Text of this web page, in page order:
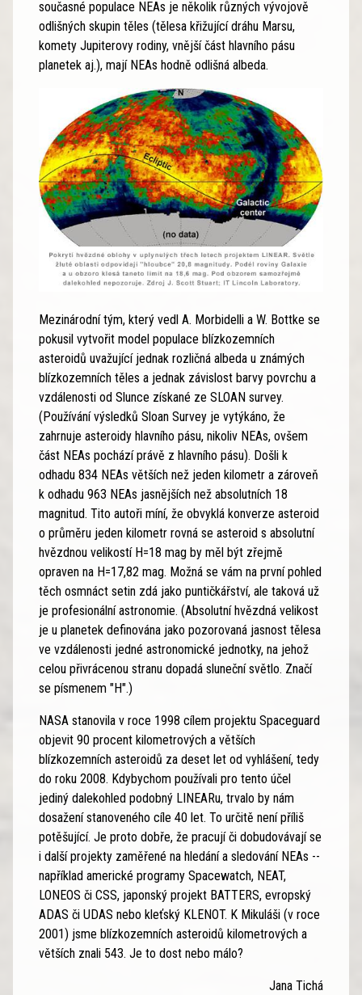
současné populace NEAs je několik různých vývojově
odlišných skupin těles (tělesa křižující dráhu Marsu,
komety Jupiterovy rodiny, vnější část hlavního pásu
planetek aj.), mají NEAs hodně odlišná albeda.
Mezinárodní tým, který vedl A. Morbidelli a W. Bottke se
pokusil vytvořit model populace blízkozemních
asteroidů uvažující jednak rozličná albeda u známých
blízkozemních těles a jednak závislost barvy povrchu a
vzdálenosti od Slunce získané ze SLOAN survey.
(Používání výsledků Sloan Survey je vytýkáno, že
zahrnuje asteroidy hlavního pásu, nikoliv NEAs, ovšem
část NEAs pochází právě z hlavního pásu). Došli k
odhadu 834 NEAs větších než jeden kilometr a zároveň
k odhadu 963 NEAs jasnějších než absolutních 18
magnitud. Tito autoři míní, že obvyklá konverze asteroid
o průměru jeden kilometr rovná se asteroid s absolutní
hvězdnou velikostí H=18 mag by měl být zřejmě
opraven na H=17,82 mag. Možná se vám na první pohled
těch osmnáct setin zdá jako puntičkářství, ale taková už
je profesionální astronomie. (Absolutní hvězdná velikost
je u planetek definována jako pozorovaná jasnost tělesa
ve vzdálenosti jedné astronomické jednotky, na jehož
celou přivrácenou stranu dopadá sluneční světlo. Značí
se písmenem "H".)
NASA stanovila v roce 1998 cílem projektu Spaceguard
objevit 90 procent kilometrových a větších
blízkozemních asteroidů za deset let od vyhlášení, tedy
do roku 2008. Kdybychom používali pro tento účel
jediný dalekohled podobný LINEARu, trvalo by nám
dosažení stanoveného cíle 40 let. To určitě není příliš
potěšující. Je proto dobře, že pracují či dobudovávají se
i další projekty zaměřené na hledání a sledování NEAs --
například americké programy Spacewatch, NEAT,
LONEOS či CSS, japonský projekt BATTERS, evropský
ADAS či UDAS nebo kleťský KLENOT. K Mikuláši (v roce
2001) jsme blízkozemních asteroidů kilometrových a
větších znali 543. Je to dost nebo málo?
Jana Tichá